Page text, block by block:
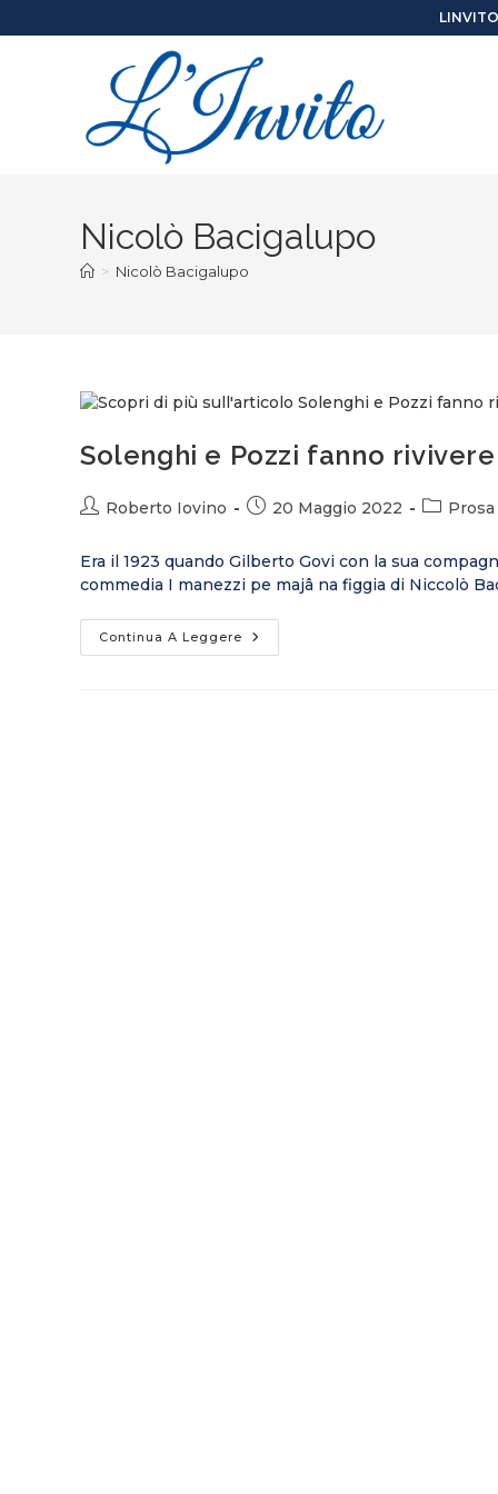
Nicolò Bacigalupo
> Nicolò Bacigalupo
Solenghi e Pozzi fanno
Roberto Iovino 20 Maggio 2022 Prosa
Era il 1923 quando Gilberto Govi con la sua
commedia I manezzi pe majâ na figgia di Niccolò
Continua A Leggere